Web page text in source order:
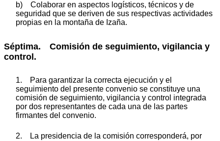
b) Colaborar en aspectos logísticos, técnicos y de
seguridad que se deriven de sus respectivas actividades
propias en la montaña de Izaña.
Séptima. Comisión de seguimiento, vigilancia y
control.
1. Para garantizar la correcta ejecución y el
seguimiento del presente convenio se constituye una
comisión de seguimiento, vigilancia y control integrada
por dos representantes de cada una de las partes
firmantes del convenio.
2. La presidencia de la comisión corresponderá, por